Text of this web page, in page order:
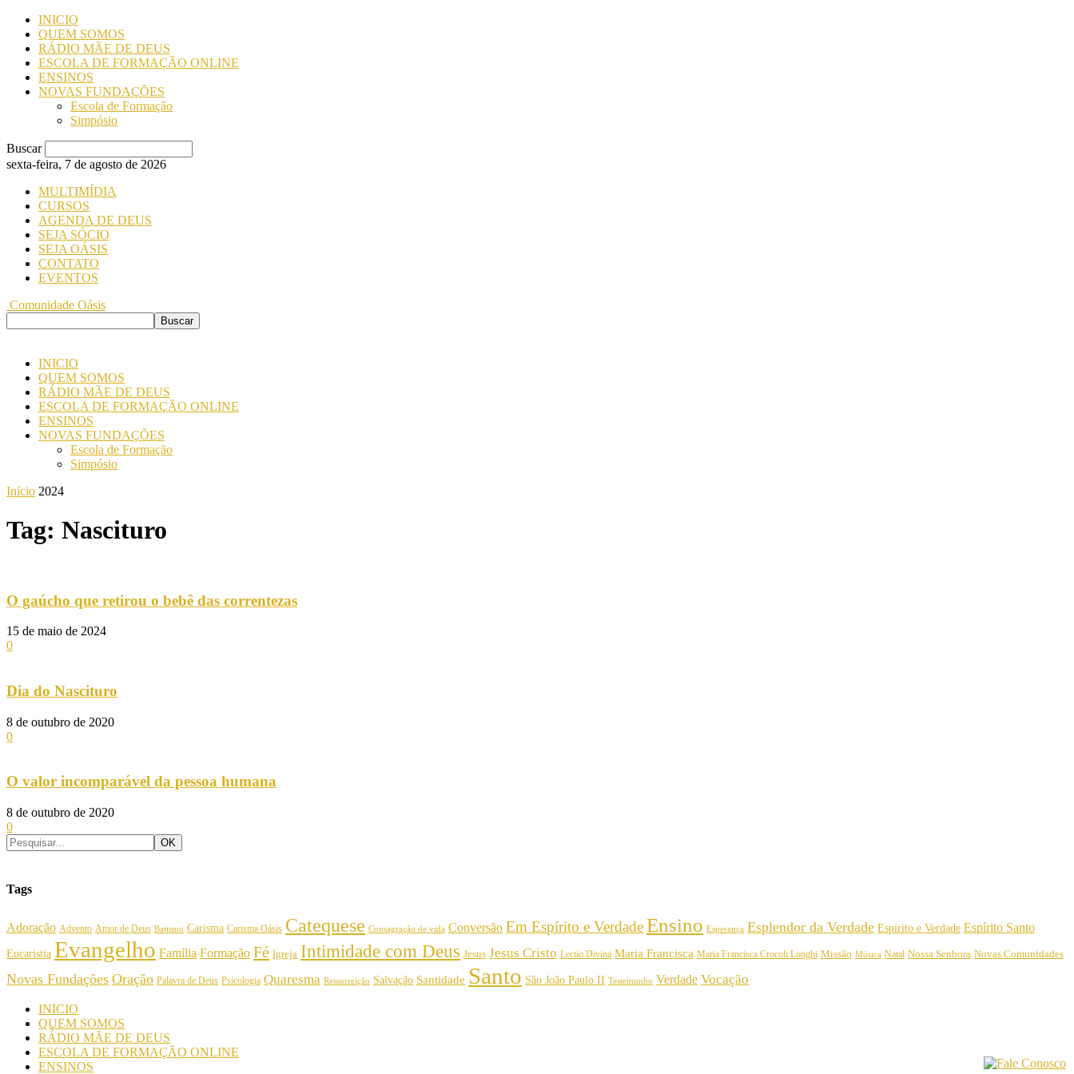
INICIO
QUEM SOMOS
RÁDIO MÃE DE DEUS
ESCOLA DE FORMAÇÃO ONLINE
ENSINOS
NOVAS FUNDAÇÕES
Escola de Formação
Simpósio
Buscar
sexta-feira, 7 de agosto de 2026
MULTIMÍDIA
CURSOS
AGENDA DE DEUS
SEJA SÓCIO
SEJA OÁSIS
CONTATO
EVENTOS
Comunidade Oásis
INICIO
QUEM SOMOS
RÁDIO MÃE DE DEUS
ESCOLA DE FORMAÇÃO ONLINE
ENSINOS
NOVAS FUNDAÇÕES
Escola de Formação
Simpósio
Início 2024
Tag: Nascituro
O gaúcho que retirou o bebê das correntezas
15 de maio de 2024
0
Dia do Nascituro
8 de outubro de 2020
0
O valor incomparável da pessoa humana
8 de outubro de 2020
0
Tags
Adoração Advento Amor de Deus Batismo Carisma Carisma Oásis Catequese Consagração de vida Conversão Em Espírito e VerdadeEnsino Esperança Esplendor da Verdade Espírito e Verdade Espírito Santo
Eucaristia Evangelho Família Formação Fé Igreja Intimidade com Deus Jesus Jesus Cristo Lectio Divina Maria Francisca Maria Francisca Crocoli Longhi Missão Música Natal Nossa Senhora Novas Comunidades
Novas Fundações Oração Palavra de Deus Psicologia Quaresma Ressurreição Salvação Santidade Santo São João Paulo II Testemunho Verdade Vocação
INICIO
QUEM SOMOS
RÁDIO MÃE DE DEUS
ESCOLA DE FORMAÇÃO ONLINE
ENSINOS